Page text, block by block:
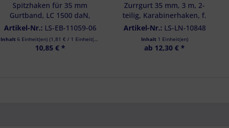
Spitzhaken für 35 mm
Gurtband, LC 1500 daN,
Bruchkraft 3000 daN im 6er
Set
Artikel-Nr.: LS-EB-11059-06
Inhalt6 Einheit(en)(1,81 € / 1 Einheit(en))
10,85 € *
Zurrgurt 35 mm, 3 m, 2-
teilig, Karabinerhaken, f.
Ladungssicherungsnetz LS-
LN-10680
Artikel-Nr.: LS-LN-10848
Inhalt 1 Einheit(en)
ab 12,30 € *